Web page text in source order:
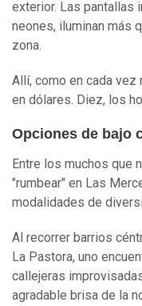
exterior. Las pantallas
neones, iluminan más
zona.
Allí, como en cada vez
en dólares. Diez, los
Opciones de bajo
Entre los muchos que
"rumbear" en Las
modalidades de
Al recorrer barrios
La Pastora, uno
callejeras
agradable brisa de la